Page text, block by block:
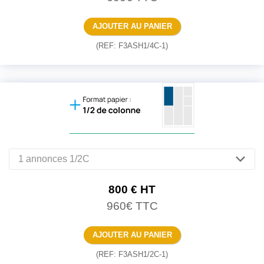
(REF: F3ASH1/4C-1)
800 € HT
960€ TTC
(REF: F3ASH1/2C-1)